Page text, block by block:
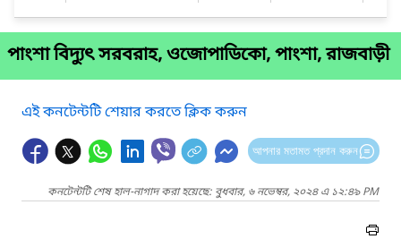
পাংশা বিদ্যুৎ সরবরাহ, ওজোপাডিকো, পাংশা, রাজবাড়ী
এই কনটেন্টটি শেয়ার করতে ক্লিক করুন
আপনার মতামত প্রদান করুন
কনটেন্টটি শেষ হাল-নাগাদ করা হয়েছে: বুধবার, ৬ নভেম্বর, ২০২৪ এ ১২:৪৯ PM